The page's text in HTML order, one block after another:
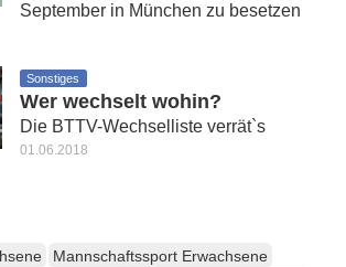
September in München zu besetzen
Sonstiges
Wer wechselt wohin?
Die BTTV-Wechselliste verrät`s
01.06.2018
Mannschaftssport Erwachsene